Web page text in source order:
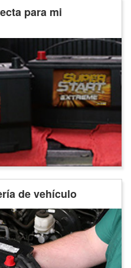
para mi
de vehículo